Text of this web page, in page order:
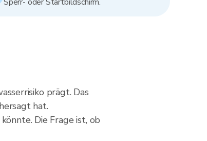
prägt. Das
hat.
Die Frage ist, ob